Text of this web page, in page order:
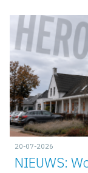
20-07-2026
NIEUWS: